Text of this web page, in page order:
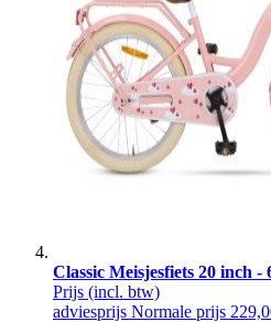
Classic Meisjesfiets 20 inch -
Prijs (incl. btw)
adviesprijs Normale prijs